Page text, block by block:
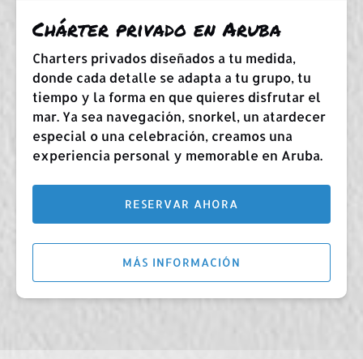
Chárter privado en Aruba
Charters privados diseñados a tu medida,
donde cada detalle se adapta a tu grupo, tu
tiempo y la forma en que quieres disfrutar el
mar. Ya sea navegación, snorkel, un atardecer
especial o una celebración, creamos una
experiencia personal y memorable en Aruba.
RESERVAR AHORA
MÁS INFORMACIÓN